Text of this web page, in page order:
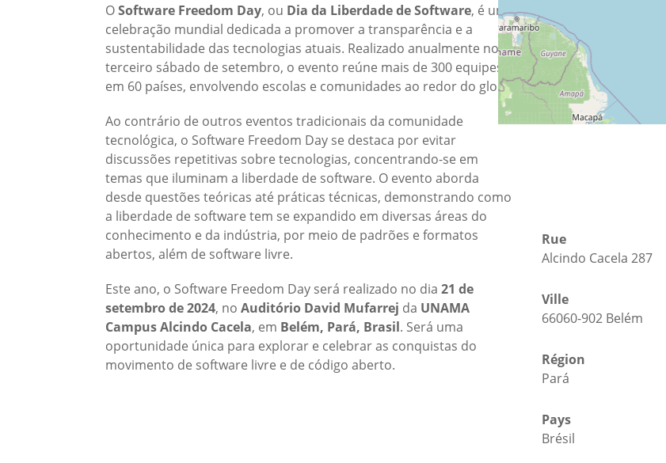
OSoftware Freedom Day, ou Dia da Liberdade de Software, é uma
celebração mundial dedicada a promover a transparência e a
sustentabilidade das tecnologias atuais. Realizado anualmente no
terceiro sábado de setembro, o evento reúne mais de 300 equipes
em 60 países, envolvendo escolas e comunidades ao redor do globo.
Ao contrário de outros eventos tradicionais da comunidade
tecnológica, o Software Freedom Day se destaca por evitar
discussões repetitivas sobre tecnologias, concentrando-se em
temas que iluminam a liberdade de software. O evento aborda
desde questões teóricas até práticas técnicas, demonstrando como
a liberdade de software tem se expandido em diversas áreas do
conhecimento e da indústria, por meio de padrões e formatos
abertos, além de software livre.
Este ano, o Software Freedom Day será realizado no dia 21 de
setembro de 2024, no Auditório David Mufarrej da UNAMA
Campus Alcindo Cacela, em Belém, Pará, Brasil. Será uma
oportunidade única para explorar e celebrar as conquistas do
movimento de software livre e de código aberto.
Directions
Rue
Alcindo Cacela 287
Ville
66060-902 Belém
Région
Pará
Pays
Brésil